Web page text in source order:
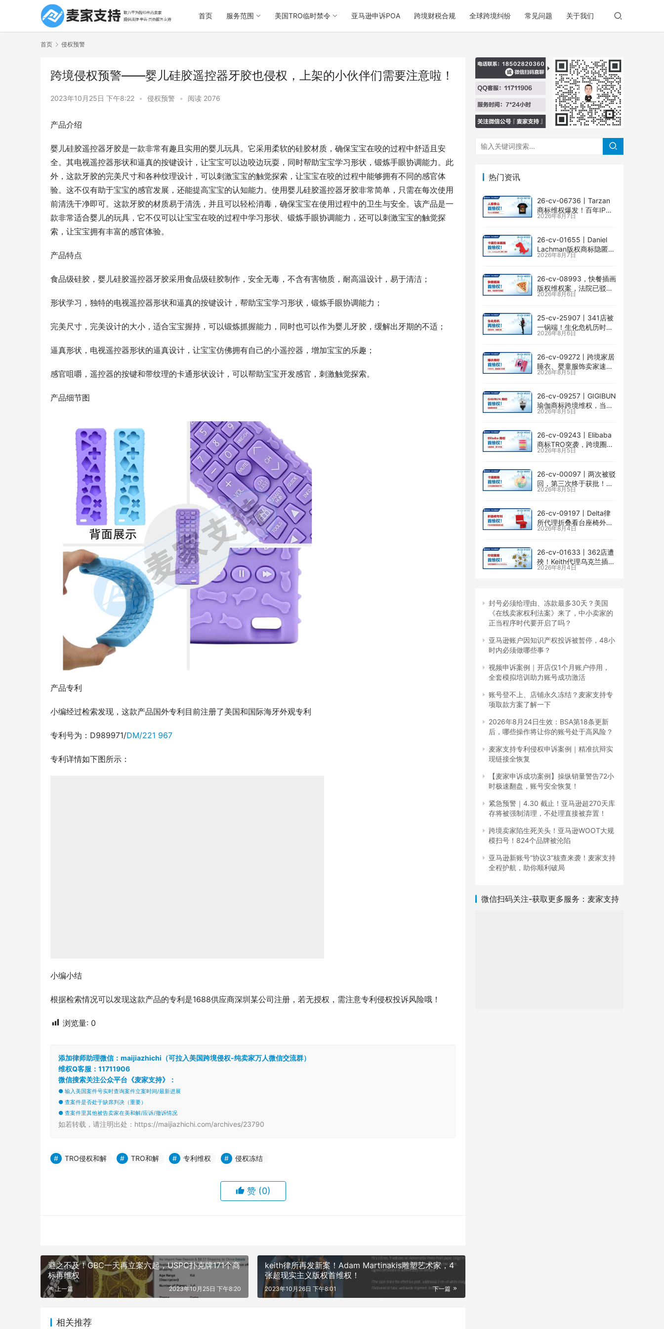
首页 服务范围 美国TRO临时禁令 亚马逊申诉POA 跨境财税合规 全球跨境纠纷 常见问题 关于我们
首页 侵权预警
跨境侵权预警——婴儿硅胶遥控器牙胶也侵权，上架的小伙伴们需要注意啦！
2023年10月25日 下午8:22 • 侵权预警 • 阅读 2076
产品介绍
婴儿硅胶遥控器牙胶是一款非常有趣且实用的婴儿玩具。它采用柔软的硅胶材质，确保宝宝在咬的过程中舒适且安
全。其电视遥控器形状和逼真的按键设计，让宝宝可以边咬边玩耍，同时帮助宝宝学习形状，锻炼手眼协调能力。此
外，这款牙胶的完美尺寸和各种纹理设计，可以刺激宝宝的触觉探索，让宝宝在咬的过程中能够拥有不同的感官体
验。这不仅有助于宝宝的感官发展，还能提高宝宝的认知能力。使用婴儿硅胶遥控器牙胶非常简单，只需在每次使用
前清洗干净即可。这款牙胶的材质易于清洗，并且可以轻松消毒，确保宝宝在使用过程中的卫生与安全。该产品是一
款非常适合婴儿的玩具，它不仅可以让宝宝在咬的过程中学习形状、锻炼手眼协调能力，还可以刺激宝宝的触觉探
索，让宝宝拥有丰富的感官体验。
产品特点
食品级硅胶，婴儿硅胶遥控器牙胶采用食品级硅胶制作，安全无毒，不含有害物质，耐高温设计，易于清洁；
形状学习，独特的电视遥控器形状和逼真的按键设计，帮助宝宝学习形状，锻炼手眼协调能力；
完美尺寸，完美设计的大小，适合宝宝握持，可以锻炼抓握能力，同时也可以作为婴儿牙胶，缓解出牙期的不适；
逼真形状，电视遥控器形状的逼真设计，让宝宝仿佛拥有自己的小遥控器，增加宝宝的乐趣；
感官咀嚼，遥控器的按键和带纹理的卡通形状设计，可以帮助宝宝开发感官，刺激触觉探索。
产品细节图
产品专利
小编经过检索发现，这款产品国外专利目前注册了美国和国际海牙外观专利
专利号为：D989971/DM/221 967
专利详情如下图所示：
小编小结
根据检索情况可以发现这款产品的专利是1688供应商深圳某公司注册，若无授权，需注意专利侵权投诉风险哦！
浏览量: 0
添加律师助理微信：maijiazhichi（可拉入美国跨境侵权-纯卖家万人微信交流群）
维权Q客服：11711906
微信搜索关注公众平台《麦家支持》：
● 输入美国案件号实时查询案件立案时间/最新进展
● 查案件是否处于缺席判决（重要）
● 查案件里其他被告卖家在美和解/应诉/撤诉情况
如若转载，请注明出处：https://maijiazhichi.com/archives/23790
TRO侵权和解 TRO和解 专利维权 侵权冻结
赞 (0)
避之不及！GBC一天再立案六起，USPC扑克牌171个商
标再维权
上一篇 2023年10月25日 下午8:20
keith律所再发新案！Adam Martinakis雕塑艺术家，4
张超现实主义版权首维权！
下一篇
2023年10月26日 下午8:01
相关推荐
热门资讯
26-cv-06736㇑Tarzan
商标维权爆发！百年IP下
场TRO横扫多个类目
2026年8月7日
26-cv-01655㇑Daniel
Lachman版权商标隐匿维
权，I am… unstoppable
2026年8月7日
26-cv-08993，快餐插画
版权维权案，法院已驳回
批量合并，剩余商家不要
2026年8月6日
25-cv-25907㇑341店被
一锅端！生化危机历时半
年TRO传票已发，8月24
2026年8月6日
26-cv-09272㇑跨境家居
睡衣、婴童服饰卖家速自
查CENLYE商标滥用情况
2026年8月5日
26-cv-09257㇑GIGIBUN
瑜伽商标跨境维权，当心
TRO冻结风险
2026年8月5日
26-cv-09243㇑Elibaba
商标TRO突袭，跨境圈内
卷持续升级
2026年8月5日
26-cv-00097㇑两次被驳
回，第三次终于获批！几
乎被遗忘的Senay
全面来袭
2026年8月5日
26-cv-09197㇑Delta律
所代理折叠看台座椅外观
专利维权，11个亚马逊卖
2026年8月4日
26-cv-01633㇑362店遭
殃！Keith代理乌克兰插画
师Elvira Safiullina四款版
2026年8月4日
封号必须给理由、冻款最多30天？美国
《在线卖家权利法案》来了，中小卖家的
正当程序时代要开启了吗？
亚马逊账户因知识产权投诉被暂停，48小
时内必须做哪些事？
视频申诉案例｜开店仅1个月账户停用，
全套模拟培训助力账号成功激活
账号登不上、店铺永久冻结？麦家支持专
项取款方案了解一下
2026年8月24日生效：BSA第18条更新
后，哪些操作将让你的账号处于高风险？
麦家支持专利侵权申诉案例｜精准抗辩实
现链接全恢复
【麦家申诉成功案例】操纵销量警告72小
时极速翻盘，账号安全恢复！
紧急预警｜4.30 截止！亚马逊超270天库
存将被强制清理，不处理直接被弃置！
跨境卖家陷生死关头！亚马逊WOOT大规
模扫号！824个品牌被沦陷
亚马逊新账号“协议3”核查来袭！麦家支持
全程护航，助你顺利破局
微信扫码关注-获取更多服务：麦家支持